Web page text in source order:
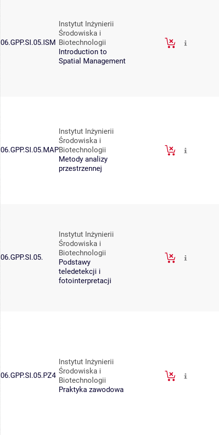
06.GPP.SI.05.ISM
Instytut Inżynierii
Środowiska i
Biotechnologii
Introduction to
Spatial Management
06.GPP.SI.05.MAP
Instytut Inżynierii
Środowiska i
Biotechnologii
Metody analizy
przestrzennej
06.GPP.SI.05.
Instytut Inżynierii
Środowiska i
Biotechnologii
Podstawy
teledetekcji i
fotointerpretacji
06.GPP.SI.05.PZ4
Instytut Inżynierii
Środowiska i
Biotechnologii
Praktyka zawodowa